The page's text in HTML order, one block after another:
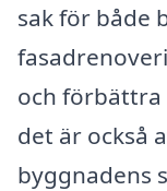
sak för både
och förbättra
det är också
byggnadens